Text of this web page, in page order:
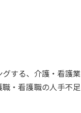
する、介護・看護業
・看護職の人手不足